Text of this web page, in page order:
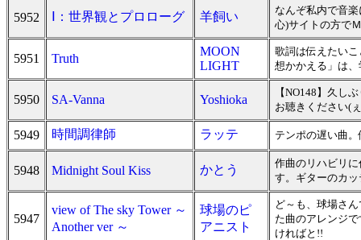
5952 Ⅰ：世界観とプロローグ 羊飼い
なんぞ私内で音
心)サイトの方で
5951 Truth
MOON
LIGHT
歌詞は伝えたい
想かかえる」は
5950 SA-Vanna Yoshioka
【NO148】久し
お聴きください(
5949 時間調律師 ラッテ テンポの遅い曲
5948 Midnight Soul Kiss かとう
作曲のリハビリ
す。ギターのカ
5947
view of The sky Tower ～
Another ver ～
球場のピ
アニスト
ど～も、球場さ
た曲のアレンジ
ければと!!